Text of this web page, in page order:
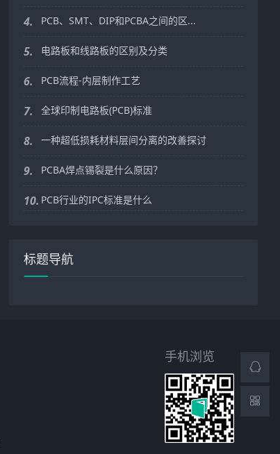
4. PCB、SMT、DIP和PCBA之间的区...
5. 电路板和线路板的区别及分类
6. PCB流程-内层制作工艺
7. 全球印制电路板(PCB)标准
8. 一种超低损耗材料层间分离的改善探讨
9. PCBA焊点锡裂是什么原因？
10. PCB行业的IPC标准是什么
标题导航
手机浏览